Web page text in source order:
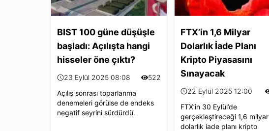
BIST 100 güne düşüşle
başladı: Açılışta hangi
hisseler öne çıktı?
23 Eylül 2025 08:08
522
Açılış sonrası toparlanma
denemeleri görülse de endeks
negatif seyrini sürdürdü.
FTX’in 1,6 Milyar
Dolarlık İade Planı
Kripto Piyasasını
Sınayacak
22 Eylül 2025 12:00
FTX’in 30 Eylül’de
gerçekleştireceği 1,6 milyar
dolarlık iade planı kripto